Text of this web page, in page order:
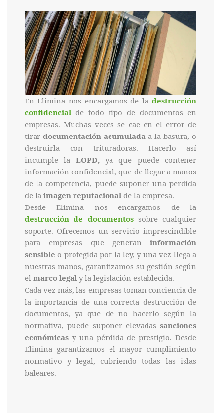
En Elimina nos encargamos de la destrucción
confidencial de todo tipo de documentos en
empresas. Muchas veces se cae en el error de
tirar documentación acumulada a la basura, o
destruirla con trituradoras. Hacerlo así
incumple la LOPD, ya que puede contener
información confidencial, que de llegar a manos
de la competencia, puede suponer una perdida
de la imagen reputacional de la empresa.
Desde Elimina nos encargamos de la
destrucción de documentossobre cualquier
soporte. Ofrecemos un servicio imprescindible
para empresas que generan información
sensible o protegida por la ley, y una vez llega a
nuestras manos, garantizamos su gestión según
el marco legal y la legislación establecida.
Cada vez más, las empresas toman conciencia de
la importancia de una correcta destrucción de
documentos, ya que de no hacerlo según la
normativa, puede suponer elevadas sanciones
económicas y una pérdida de prestigio. Desde
Elimina garantizamos el mayor cumplimiento
normativo y legal, cubriendo todas las islas
baleares.